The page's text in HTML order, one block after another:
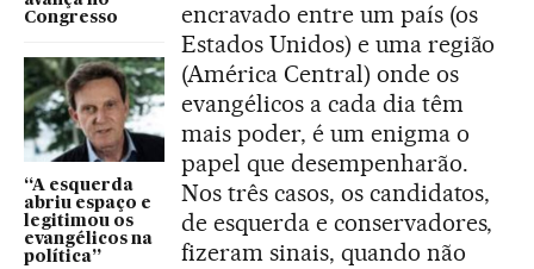
Congresso
“A esquerda
abriu espaço e
legitimou os
evangélicos na
política”
encravado entre um país (os
Estados Unidos) e uma região
(América Central) onde os
evangélicos a cada dia têm
mais poder, é um enigma o
papel que desempenharão.
Nos três casos, os candidatos,
de esquerda e conservadores,
fizeram sinais, quando não